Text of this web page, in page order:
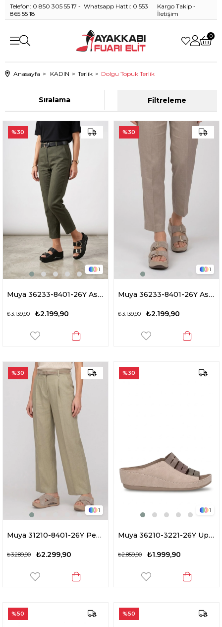
Telefon: 0 850 305 55 17 - Whatsapp Hattı: 0 553
865 55 18
Kargo Takip -
İletişim
0
Anasayfa KADIN Terlik Dolgu Topuk Terlik
Filtreleme
Sıralama
1
Muya 36233-8401-26Y Asi Kadın Ortopedik Dolgu Topuk Terlik Siyah
₺2.199,90
₺3.139,90
%30
1
Muya 36233-8401-26Y Asi Kadın Ortopedik Dolgu Topuk Terlik Krem
₺2.199,90
₺3.139,90
%30
1
Muya 31210-8401-26Y Penelope Kadın Ortopedik Dolgu Topuk Terlik Krem
₺2.299,90
₺3.289,90
%30
1
Muya 36210-3221-26Y Upeo Kadın Ortopedik Dolgu Topuk Terlik Krem
₺1.999,90
₺2.859,90
%30
%50 %50